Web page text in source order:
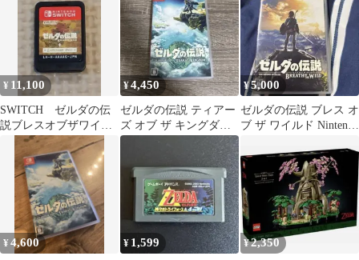
¥ 11,100
SWITCH ゼルダの伝
説ブレスオブザワイル
ド + エキスパンション
パス ソフト
¥4,450
ゼルダの伝説 ティアー
ズ オブ ザ キングダム
Switch
¥5,000
ゼルダの伝説 ブレス オ
ブ ザ ワイルド Nintendo
¥4,600 ¥ 1,599 ¥2,350